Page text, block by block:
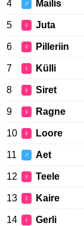
4 ♂ Mailis
5 ♀ Juta
6 ♀ Pilleriin
7 ♀ Külli
8 ♀ Siret
9 ♀ Ragne
10 ♀ Loore
11 ♂ Aet
12 ♀ Teele
13 ♀ Kaire
14 ♀ Gerli